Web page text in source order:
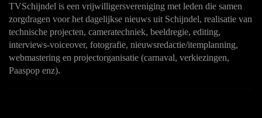
TVSchijndel is een vrijwilligersvereniging met leden die samen
zorgdragen voor het dagelijkse nieuws uit Schijndel, realisatie van
technische projecten, cameratechniek, beeldregie, editing,
interviews-voiceover, fotografie, nieuwsredactie/itemplanning,
webmastering en projectorganisatie (carnaval, verkiezingen,
Paaspop enz).